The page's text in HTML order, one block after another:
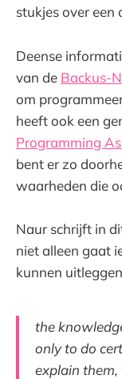
stukjes over een
Deense
van de Backus-
om
heeft ook een
Programming
bent er zo
waarheden die
Naur schrijft in
niet alleen gaat
kunnen
the
only to do
explain